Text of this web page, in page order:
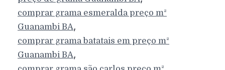
comprar grama esmeralda preço m²
Guanambi BA,
comprar grama batatais em preço m²
Guanambi BA,